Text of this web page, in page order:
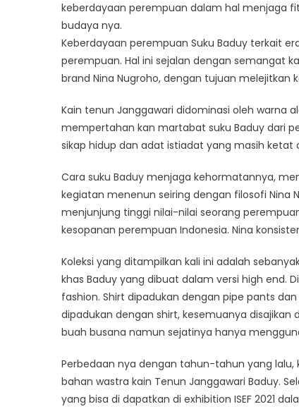
keberdayaan perempuan dalam hal menjaga
budaya nya.
Keberdayaan perempuan Suku Baduy terkait
perempuan. Hal ini sejalan dengan semangat
brand Nina Nugroho, dengan tujuan melejitkan
Kain tenun Janggawari didominasi oleh warna
mempertahan kan martabat suku Baduy dari
sikap hidup dan adat istiadat yang masih ketat
Cara suku Baduy menjaga kehormatannya,
kegiatan menenun seiring dengan filosofi Nina
menjunjung tinggi nilai-nilai seorang
kesopanan perempuan Indonesia. Nina
Koleksi yang ditampilkan kali ini adalah
khas Baduy yang dibuat dalam versi high end.
fashion. Shirt dipadukan dengan pipe pants
dipadukan dengan shirt, kesemuanya
buah busana namun sejatinya hanya
Perbedaan nya dengan tahun-tahun yang lalu,
bahan wastra kain Tenun Janggawari Baduy.
yang bisa di dapatkan di exhibition ISEF 2021